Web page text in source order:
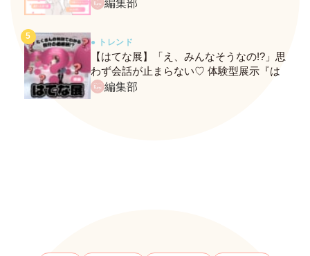
編集部
● トレンド
【はてな展】「え、みんなそうなの!?」思
わず会話が止まらない♡ 体験型展示『は
てな展』に行ってきたレポ
編集部